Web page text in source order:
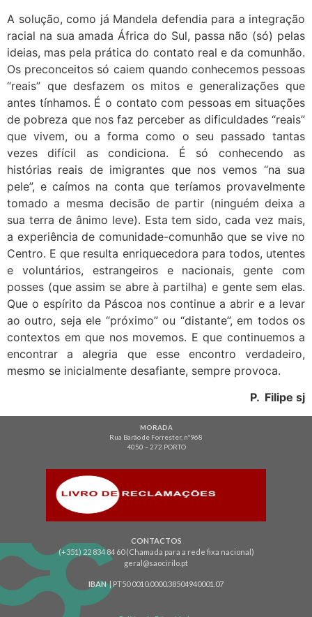
A solução, como já Mandela defendia para a integração
racial na sua amada África do Sul, passa não (só) pelas
ideias, mas pela prática do contato real e da comunhão.
Os preconceitos só caiem quando conhecemos pessoas
“reais” que desfazem os mitos e generalizações que
antes tínhamos. É o contato com pessoas em situações
de pobreza que nos faz perceber as dificuldades “reais”
que vivem, ou a forma como o seu passado tantas
vezes difícil as condiciona. É só conhecendo as
histórias reais de imigrantes que nos vemos “na sua
pele”, e caímos na conta que teríamos provavelmente
tomado a mesma decisão de partir (ninguém deixa a
sua terra de ânimo leve). Esta tem sido, cada vez mais,
a experiência de comunidade-comunhão que se vive no
Centro. E que resulta enriquecedora para todos, utentes
e voluntários, estrangeiros e nacionais, gente com
posses (que assim se abre à partilha) e gente sem elas.
Que o espírito da Páscoa nos continue a abrir e a levar
ao outro, seja ele “próximo” ou “distante”, em todos os
contextos em que nos movemos. E que continuemos a
encontrar a alegria que esse encontro verdadeiro,
mesmo se inicialmente desafiante, sempre provoca.
P. Filipe sj
MORADA
Rua Barão de Forrester, nº968
4050 – 272 PORTO
CONTACTOS
(+351) 22 834 84 60 (Chamada para a rede fixa nacional)
geral@saocirilo.pt
IBAN| PT50 0010.0000.38504940001.07